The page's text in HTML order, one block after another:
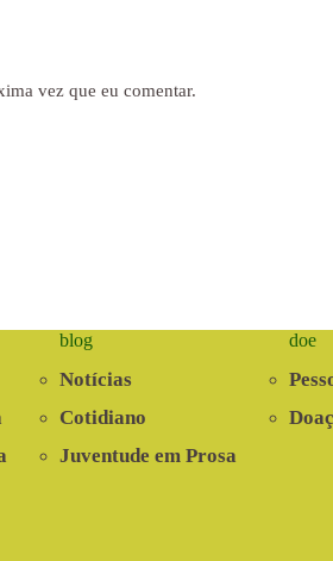
vez que eu comentar.
blog
Notícias
Cotidiano
Juventude em Prosa
doe